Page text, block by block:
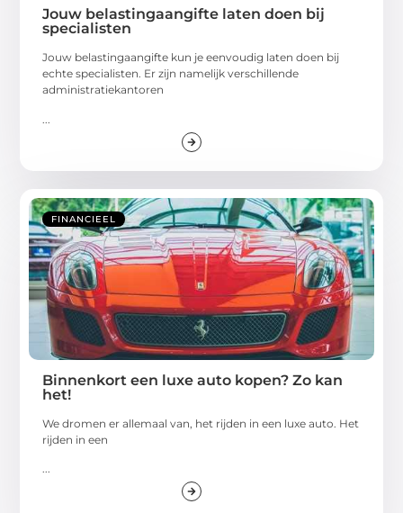
Jouw belastingaangifte laten doen bij
specialisten
Jouw belastingaangifte kun je eenvoudig laten doen bij
echte specialisten. Er zijn namelijk verschillende
administratiekantoren
FINANCIEEL
Binnenkort een luxe auto kopen? Zo kan
het!
We dromen er allemaal van, het rijden in een luxe auto. Het
rijden in een
...